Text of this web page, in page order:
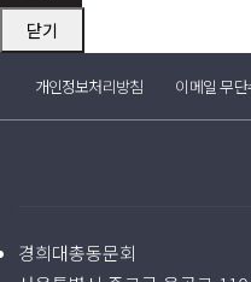
닫기
개인정보처리방침 이메일 무
경희대총동문회